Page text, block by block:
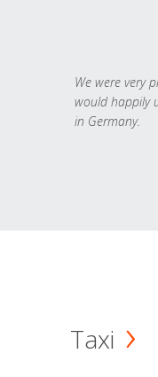
We were very
would happily
in Germany.
Taxi